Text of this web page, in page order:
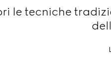
le tecniche